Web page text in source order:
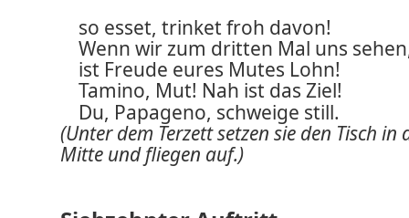
so esset, trinket froh davon!
Wenn wir zum dritten Mal uns
ist Freude eures Mutes Lohn!
Tamino, Mut! Nah ist das Ziel!
Du, Papageno, schweige still.
(Unter dem Terzett setzen sie den Tisch in
Mitte und fliegen auf.)